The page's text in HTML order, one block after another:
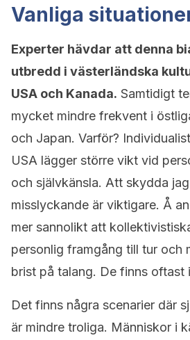
Vanliga
Experter hävdar att denna
utbredd i västerländska
USA och Kanada. Samtidigt
mycket mindre frekvent i
och Japan. Varför?
USA lägger större vikt vid
och självkänsla. Att skydda
misslyckande är viktigare. Å
mer sannolikt att
personlig framgång till tur och
brist på talang. De finns oftast
Det finns några scenarier där
är mindre troliga. Människor i